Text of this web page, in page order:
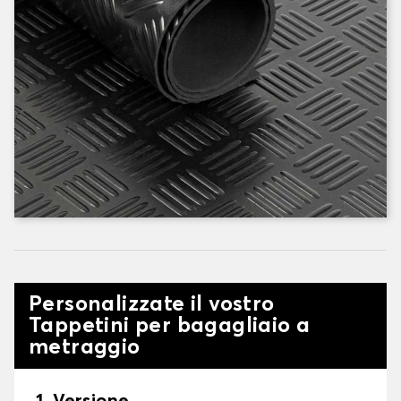
Personalizzate il vostro
Tappetini per bagagliaio a
metraggio